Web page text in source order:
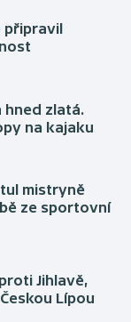
připravil
hned zlatá.
na kajaku
mistryně
ze sportovní
Jihlavě,
Lípou